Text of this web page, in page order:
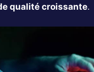
qualité croissante.